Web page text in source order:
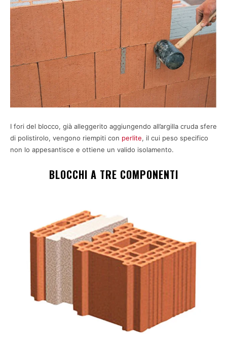
I fori del blocco, già alleggerito aggiungendo all’argilla cruda sfere
di polistirolo, vengono riempiti con perlite, il cui peso specifico
non lo appesantisce e ottiene un valido isolamento.
BLOCCHI A TRE COMPONENTI